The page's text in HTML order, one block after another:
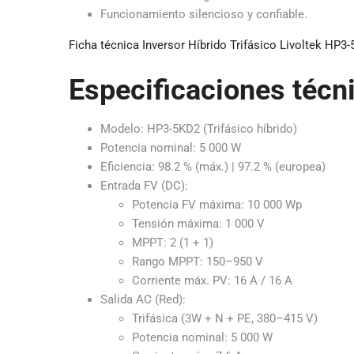
Funcionamiento silencioso y confiable.
Ficha técnica Inversor Híbrido Trifásico Livoltek HP3-
Especificaciones
Modelo: HP3-5KD2 (Trifásico híbrido)
Potencia nominal: 5 000 W
Eficiencia: 98.2 % (máx.) | 97.2 % (europea)
Entrada FV (DC):
Potencia FV máxima: 10 000 Wp
Tensión máxima: 1 000 V
MPPT: 2 (1 + 1)
Rango MPPT: 150–950 V
Corriente máx. PV: 16 A / 16 A
Salida AC (Red):
Trifásica (3W + N + PE, 380–415 V)
Potencia nominal: 5 000 W